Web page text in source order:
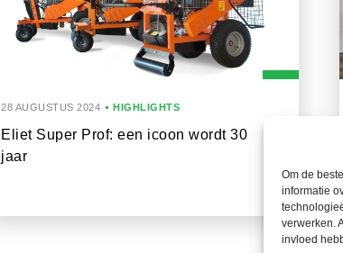
Om de
informatie
verwerken.
invloed
28 AUGUSTUS 2024 HIGHLIGHTS
Eliet Super Prof: een icoon wordt 30
jaar